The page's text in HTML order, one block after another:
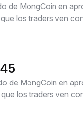
de MongCoin en
los traders ven
de MongCoin en
los traders ven